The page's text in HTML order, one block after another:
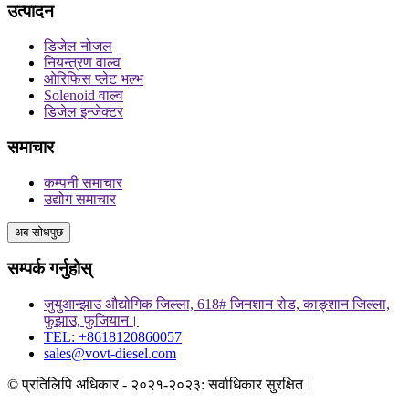
उत्पादन
डिजेल नोजल
नियन्त्रण वाल्व
ओरिफिस प्लेट भल्भ
Solenoid वाल्व
डिजेल इन्जेक्टर
समाचार
कम्पनी समाचार
उद्योग समाचार
अब सोधपुछ
सम्पर्क गर्नुहोस्
जुयुआन्झाउ औद्योगिक जिल्ला, 618# जिनशान रोड, काङ्शान जिल्ला,
फुझाउ, फुजियान।
TEL: +8618120860057
sales@vovt-diesel.com
© प्रतिलिपि अधिकार - २०२१-२०२३: सर्वाधिकार सुरक्षित।